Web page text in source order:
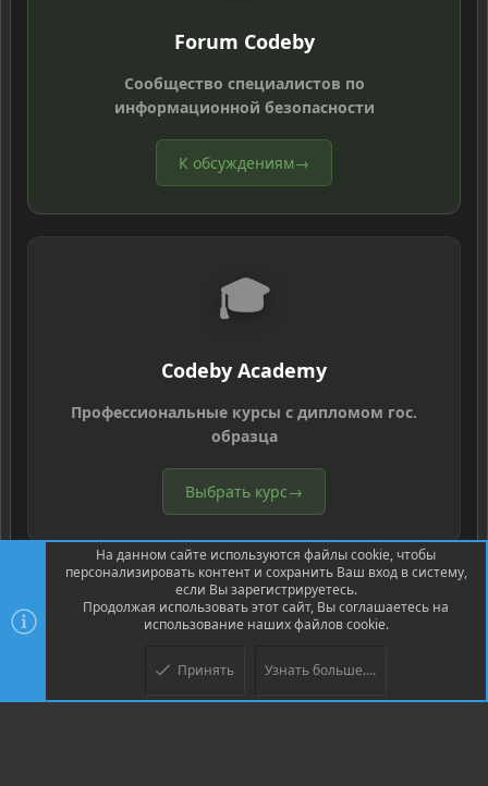
Forum Codeby
Сообщество специалистов по
информационной безопасности
К обсуждениям→
🎓
Codeby Academy
Профессиональные курсы с дипломом гос.
образца
Выбрать курс→
Community platform by XenForo ® © 2010-2026 XenForo Ltd.
© Jason Axelrod of 8WAYRUN
На данном сайте используются файлы cookie, чтобы
персонализировать контент и сохранить Ваш вход в систему,
если Вы зарегистрируетесь.
Продолжая использовать этот сайт, Вы соглашаетесь на
использование наших файлов cookie.
Принять Узнать больше....